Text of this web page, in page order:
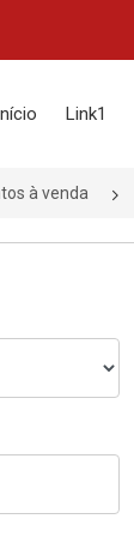
Link1
à venda